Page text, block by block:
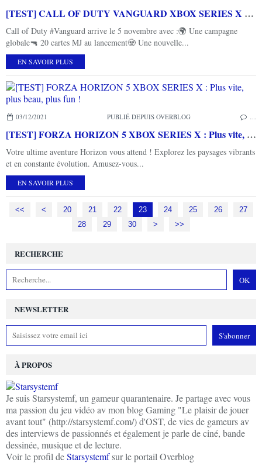
[TEST] CALL OF DUTY VANGUARD XBOX SERIES X : Classique mais il tient sa position
Call of Duty #Vanguard arrive le 5 novembre avec :🌍 Une campagne
globale🔫 20 cartes MJ au lancement🧟 Une nouvelle...
EN SAVOIR PLUS
03/12/2021 PUBLIÉ DEPUIS OVERBLOG
[TEST] FORZA HORIZON 5 XBOX SERIES X : Plus vite, plus beau, plus fun !
Votre ultime aventure Horizon vous attend ! Explorez les paysages vibrants
et en constante évolution. Amusez-vous...
EN SAVOIR PLUS
<< < 10
20 21 22 23 24 25 26
27
28
29 30 40
50
60
70
80
90
100
> >>
NEWSLETTER
RECHERCHE
À PROPOS
Je suis Starsystemf, un gameur quarantenaire. Je partage avec vous
ma passion du jeu vidéo av mon blog Gaming "Le plaisir de jouer
avant tout" (http://starsystemf.com/) d'OST, de vies de gameurs av
des interviews de passionnés et également je parle de ciné, bande
dessinée, musique et de lecture.
Voir le profil deStarsystemfsur le portail Overblog